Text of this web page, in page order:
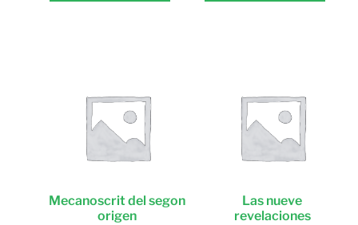
Mecanoscrit del segon
origen
Las nueve
revelaciones